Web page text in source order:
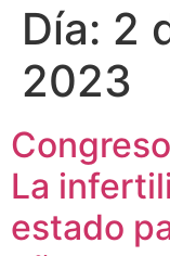
Día: 2
2023
La
estado